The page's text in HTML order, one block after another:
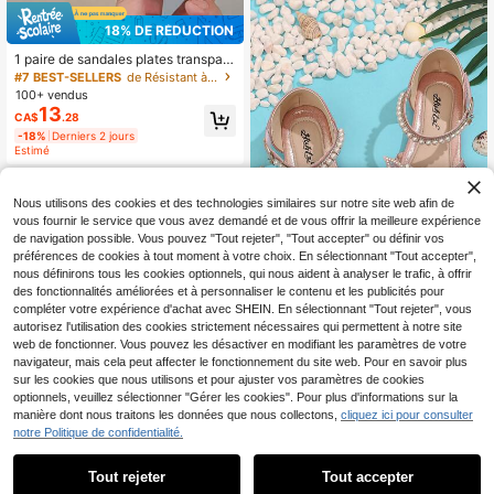
18% DE RÉDUCTION
1 paire de sandales plates transpare
ntes à strass scintillants décorées d
e papillons, style féerique, très à la
mode et brillantes, idéales pour l'été
pour les filles.
#7 BEST-SELLERS
de Résistant à l'usure Sandales plates pour enfant
100+ vendus
CA$13.28
-18% Derniers 2 jours
Estimé
9% DE RÉDUCTION
1 paire de chaussures de princesse
mode pour petites filles, avec des fa
ux strass et des détails en nœud, sa
ndales à semelle souple, chaussure
s bébé avec strass, ballerines paille
tées
Clients très fidèles
70+ vendus
CA$12.56
-9% Derniers 2 jours
0
Nous utilisons des cookies et des technologies similaires sur notre site web afin de
vous fournir le service que vous avez demandé et de vous offrir la meilleure expérience
de navigation possible. Vous pouvez "Tout rejeter", "Tout accepter" ou définir vos
préférences de cookies à tout moment à votre choix. En sélectionnant "Tout accepter",
nous définirons tous les cookies optionnels, qui nous aident à analyser le trafic, à offrir
des fonctionnalités améliorées et à personnaliser le contenu et les publicités pour
compléter votre expérience d'achat avec SHEIN. En sélectionnant "Tout rejeter", vous
autorisez l'utilisation des cookies strictement nécessaires qui permettent à notre site
web de fonctionner. Vous pouvez les désactiver en modifiant les paramètres de votre
navigateur, mais cela peut affecter le fonctionnement du site web. Pour en savoir plus
sur les cookies que nous utilisons et pour ajuster vos paramètres de cookies
optionnels, veuillez sélectionner "Gérer les cookies". Pour plus d'informations sur la
manière dont nous traitons les données que nous collectons, cliquez ici pour consulter
notre Politique de confidentialité.
Tout rejeter Tout accepter